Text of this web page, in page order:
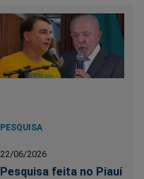
PESQUISA
22/06/2026
Pesquisa feita no Piauí